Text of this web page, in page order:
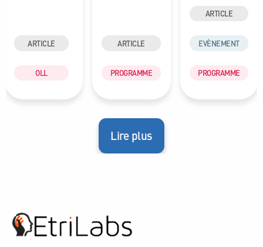
ARTICLE
OLL
ARTICLE
PROGRAMME
ARTICLE
EVÈNEMENT
PROGRAMME
Lire plus